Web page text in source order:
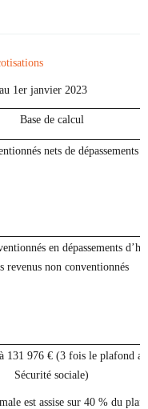
1er janvier 2023
Base de calcul
nets de dépassements
en dépassements
revenus non conventionnés
131 976 € (3 fois le plafond
Sécurité sociale)
est assise sur 40 % du